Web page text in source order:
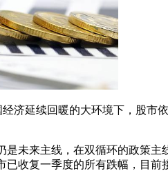
延续回暖的大环境下，股市
来主线，在双循环的政策主
收复一季度的所有跌幅，目